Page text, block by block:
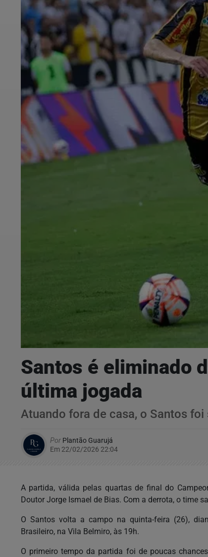
Santos é eliminado
última jogada
Atuando fora de casa, o Santos
Por Plantão Guarujá
Em 22/02/2026 22:04
A partida, válida pelas quartas de final do
Doutor Jorge Ismael de Bias. Com a derrota, o time
O Santos volta a campo na quinta-feira (26),
Brasileiro, na Vila Belmiro, às 19h.
O primeiro tempo da partida foi de poucas